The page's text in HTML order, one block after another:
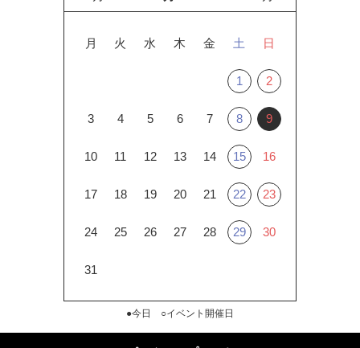
月 火 水 木 金 土 日
1 2
3 4 5 6 7 8 9
10 11 12 13 14 15 16
17 18 19 20 21 22 23
24 25 26 27 28 29 30
31
●今日 ○イベント開催日